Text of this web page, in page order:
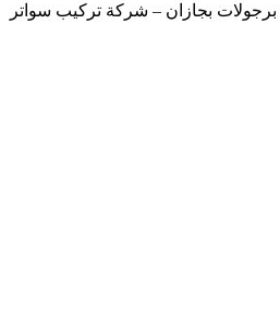
بجازان – شركة تركيب سواتر